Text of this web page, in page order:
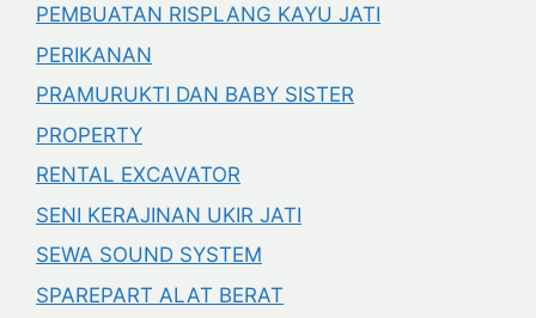
PEMBUATAN RISPLANG KAYU JATI
PERIKANAN
PRAMURUKTI DAN BABY SISTER
PROPERTY
RENTAL EXCAVATOR
SENI KERAJINAN UKIR JATI
SEWA SOUND SYSTEM
SPAREPART ALAT BERAT